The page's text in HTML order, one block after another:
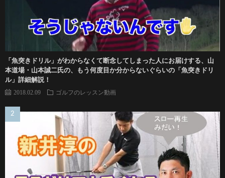
「魚突きドリル」がわからなくて断念してしまった人にお届けする、山
本道場・山本誠二氏の、もう何度目か分からないぐらいの「魚突きドリ
ル」詳細解説！
2018.02.09 ゴルフのレッスン動画